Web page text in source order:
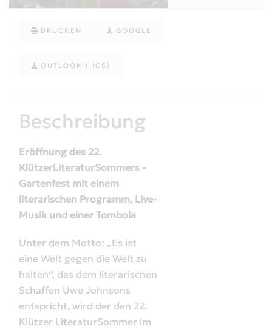
DRUCKEN GOOGLE
OUTLOOK (.ICS)
Beschreibung
Eröffnung des 22.
KlützerLiteraturSommers -
Gartenfest mit einem
literarischen Programm, Live-
Musik und einer Tombola
Unter dem Motto: „Es ist
eine Welt gegen die Welt zu
halten“, das dem literarischen
Schaffen Uwe Johnsons
entspricht, wird der den 22.
Klützer LiteraturSommer im